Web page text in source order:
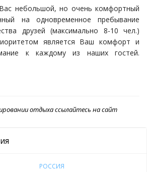
небольшой, но очень комфортный
на одновременное пребывание
друзей (максимально 8-10 чел.)
является Ваш комфорт и
к каждому из наших гостей.
обеспечат наши радушные повfра и
мечтают попасть многие
Ахтубинская пойма, Харабалинский
отдыха ссылайтесь на сайт
РОССИЯ